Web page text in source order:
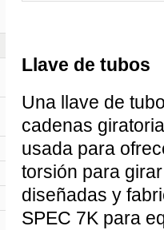
Llave de tubos
Una llave de
cadenas
usada para
torsión para
diseñadas y
SPEC 7K para